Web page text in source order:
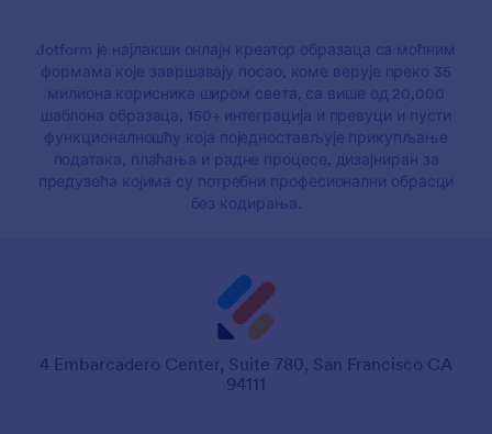
Jotform је најлакши онлајн креатор образаца са моћним
формама које завршавају посао, коме верује преко 35
милиона корисника широм света, са више од 20,000
шаблона образаца, 150+ интеграција и превуци и пусти
функционалношћу која поједностављује прикупљање
података, плаћања и радне процесе, дизајниран за
предузећа којима су потребни професионални обрасци
без кодирања.
4 Embarcadero Center, Suite 780, San Francisco CA
94111